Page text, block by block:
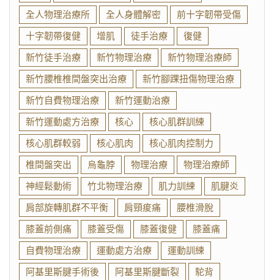
全人物理治療所 全人身體解密
前十字韌帶受傷
十字韌帶復健
增肌 徒手治療
復健
新竹徒手治療
新竹物理治療
新竹物理治療師
新竹腰椎椎間盤突出治療
新竹腳踝扭傷物理治療
新竹自費物理治療
新竹運動治療
新竹運動處方治療
核心
核心肌群訓練
核心肌群較弱
核心肌肉
核心肌肉控制力
椎間盤突出
烏龜脖 物理治療
物理治療師
神經鬆動術
竹北物理治療 肌力訓練
肌腱炎
肩部旋轉肌群不平衡
肩頸痠痛
腰椎滑脫
膝蓋前側痛
膝蓋受傷 膝蓋復健
膝蓋痛
自費物理治療
運動處方治療
運動訓練
阿基里斯腱手術後
阿基里斯腱斷裂
駝背